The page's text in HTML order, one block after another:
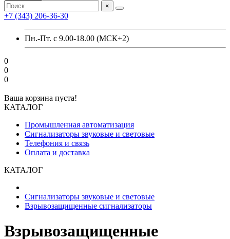
×
+7 (343) 206-36-30
Пн.-Пт. с 9.00-18.00 (МСК+2)
0
0
0
Ваша корзина пуста!
КАТАЛОГ
Промышленная автоматизация
Сигнализаторы звуковые и световые
Телефония и связь
Оплата и доставка
КАТАЛОГ
Сигнализаторы звуковые и световые
Взрывозащищенные сигнализаторы
Взрывозащищенные